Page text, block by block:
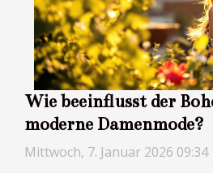
Wie beeinflusst der
moderne Damenmode?
Mittwoch, 7. Januar 2026 09:34